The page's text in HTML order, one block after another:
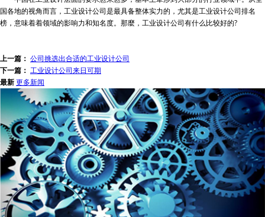
国各地的视角而言，工业设计公司是最具备整体实力的，尤其是工业设计公司排名
榜，意味着着领域的影响力和知名度。那麼，工业设计公司有什么比较好的?
上一篇： 公司挑选出合适的工业设计公司
下一篇： 工业设计公司来日可期
最新更多新闻